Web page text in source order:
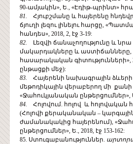
90-ամյակին», Ե., «Էդիթ-պրինտ»
81. Հյուբշմանը և հայերենը
ճյուղի լեզու լինելու հարցը,
հանդես», 2018, 2, էջ 3-19:
82. Լեզվի ճանաչողությունը և
մակարդակները և աստիճանները,
հասարակական գիտությունների»,
ընթացքի մեջ):
83. Հայերենի նախագրային
մեթոդիկային վերաբերող մի քանի
«Ջահուկյանական ընթերցումներ», Ե.,
84. Հոլովում. հոլով և հոլովական
(Հոլովի քերականական –
ժամանակակից հայերենում),
ընթերցումներ», Ե., 2018, էջ 153-162:
85. Ստուգաբանություններ.